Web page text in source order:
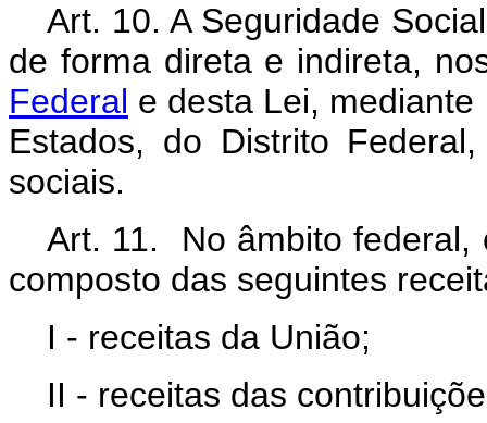
Art. 10. A Seguridade
de forma direta e indireta,
Federal e desta Lei,
Estados, do Distrito
sociais.
Art. 11. No âmbito federal,
composto das seguintes
I - receitas da União;
II - receitas das